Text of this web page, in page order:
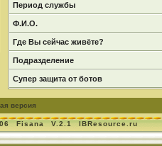
Период службы
Ф.И.О.
Где Вы сейчас живёте?
Подразделение
Супер защита от ботов
версия
Fisana V.2.1 IBResource.ru